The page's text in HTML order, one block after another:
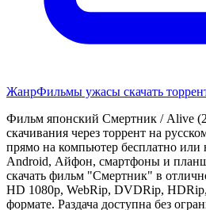
ЖанрФильмы ужасы скачать
Фильм японский Смертник / Alive
скачивания через торрент на
прямо на компьютер бесплатно или
Android, Айфон, смартфоны и
скачать фильм "Смертник" в
HD 1080p, WebRip, DVDRip,
формате. Раздача доступна без